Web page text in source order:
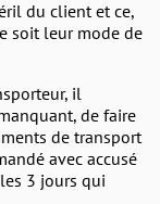
du client et ce,
soit leur mode de
il
de faire
de transport
avec accusé
3 jours qui